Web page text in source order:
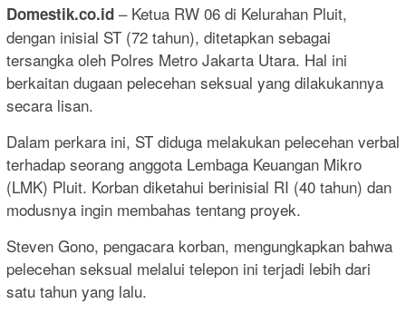
Domestik.co.id – Ketua RW 06 di Kelurahan Pluit,
dengan inisial ST (72 tahun), ditetapkan sebagai
tersangka oleh Polres Metro Jakarta Utara. Hal ini
berkaitan dugaan pelecehan seksual yang dilakukannya
secara lisan.
Dalam perkara ini, ST diduga melakukan pelecehan verbal
terhadap seorang anggota Lembaga Keuangan Mikro
(LMK) Pluit. Korban diketahui berinisial RI (40 tahun) dan
modusnya ingin membahas tentang proyek.
Steven Gono, pengacara korban, mengungkapkan bahwa
pelecehan seksual melalui telepon ini terjadi lebih dari
satu tahun yang lalu.